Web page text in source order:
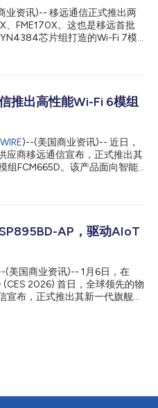
业资讯)-- 移远通信正式推出两
FME170X。这也是移远首批
芯片组打造的Wi-Fi 7模
台 本次发布的FME870X和
商提供了灵活的设计选择。 其
支持插槽式安装，具备运维便
化设计的终端系统。这一设计
选型，大幅提升研发设计灵活
明表示：“此次推出的两款全新
Linux、Android系统平台。我
推出高性能Wi-Fi 6模组
)--(美国商业资讯)-- 近日，
应商移远通信宣布，正式推出其
组FCM665D。该产品面向智能
实现更快速、更稳定、更智能的
速攀升，语音指令识别、实时图
要求。FCM665D具备高效的
设计，既能为客户提供充足的
署的优势，将为客户加速产品
套件加持，适配多元场景开发
自动化普及加速，边缘AI技术正
。据Juniper Research预测，
AP，驱动AIoT
(美国商业资讯)-- 1月6日，在
2026) 首日，全球领先的物
布，正式推出其新一代旗舰级
端设备的严苛需求，为AIoT产业
核心硬件支撑。 移远通信COO
进的关键阶段，终端设备对算
远立足产业需求、深耕边缘智能